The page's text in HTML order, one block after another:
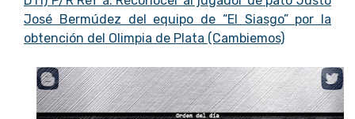
José Bermúdez del equipo de “El Siasgo” por la
obtención del Olimpia de Plata (Cambiemos)